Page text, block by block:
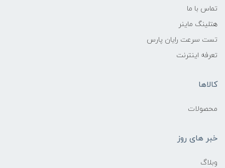
تماس با ما
هتلینگ ماینر
تست سرعت رایان پارس
تعرفه اینترنت
کالاها
محصولات
خبر های روز
وبلاگ